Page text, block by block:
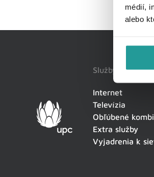
médií,
alebo
Služby
Internet
Televízia
Obľúbené
Extra služby
Vyjadrenia k